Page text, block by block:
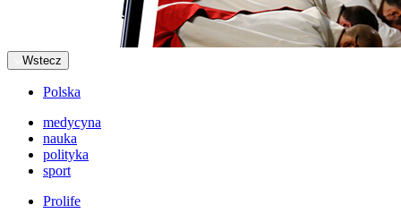
Wstecz
Polska
medycyna
nauka
polityka
sport
Prolife